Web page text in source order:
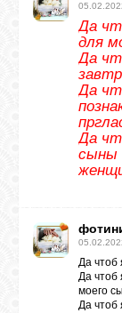
КАРТА
Да
для
Да
Да
Да
сыны
Да чтоб
Да чтоб
моего
Да чтоб